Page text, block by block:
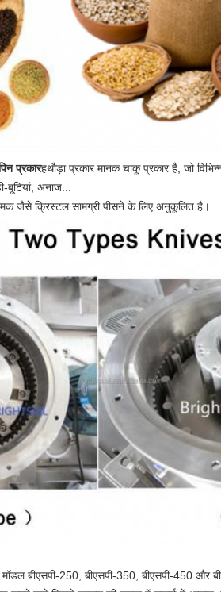
प्रकारहथौड़ा प्रकार मानक चाकू प्रकार है, जो
बूटियां, अनाज...
जैसे क्रिस्टल सामग्री पीसने के लिए अनुकूलित है।
मॉडल बीएसपी-250, बीएसपी-350, बीएसपी-450 और